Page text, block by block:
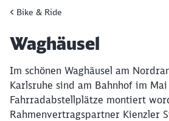
Bike & Ride
Artikel:
Waghäusel
Im schönen Waghäusel am
Karlsruhe sind am Bahnhof im
Fahrradabstellplätze montiert
Rahmenvertragspartner Kienzler